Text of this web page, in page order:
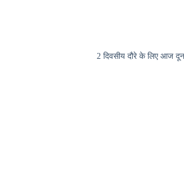
2 दिवसीय दौरे के लिए आज